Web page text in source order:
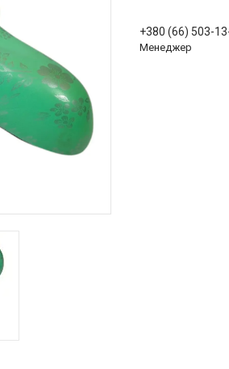
+380 (66) 503-
Менеджер